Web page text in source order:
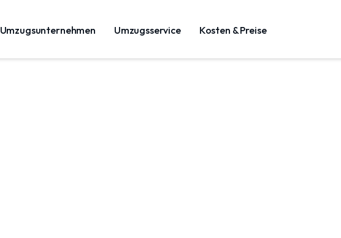
Umzugsunternehmen Umzugsservice Kosten & Preise